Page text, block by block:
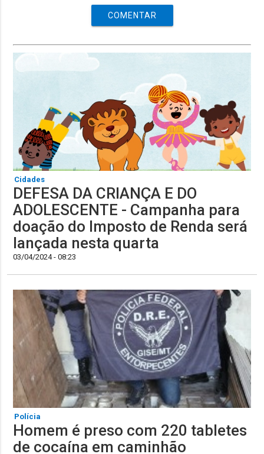
COMENTAR
Cidades
DEFESA DA CRIANÇA E DO
ADOLESCENTE - Campanha para
doação do Imposto de Renda será
lançada nesta quarta
03/04/2024 - 08:23
Polícia
Homem é preso com 220 tabletes
de cocaína em caminhão